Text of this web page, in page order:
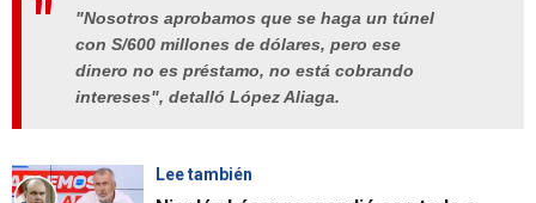
"Nosotros aprobamos que se haga un túnel
con S/600 millones de dólares, pero ese
dinero no es préstamo, no está cobrando
intereses", detalló López Aliaga.
Lee también